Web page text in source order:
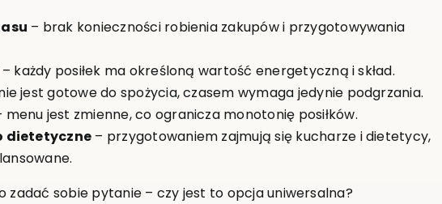
– brak konieczności robienia zakupów i przygotowywania
– każdy posiłek ma określoną wartość energetyczną i skład.
jest gotowe do spożycia, czasem wymaga jedynie podgrzania.
menu jest zmienne, co ogranicza monotonię posiłków.
dietetyczne – przygotowaniem zajmują się kucharze i dietetycy,
zadać sobie pytanie – czy jest to opcja uniwersalna?